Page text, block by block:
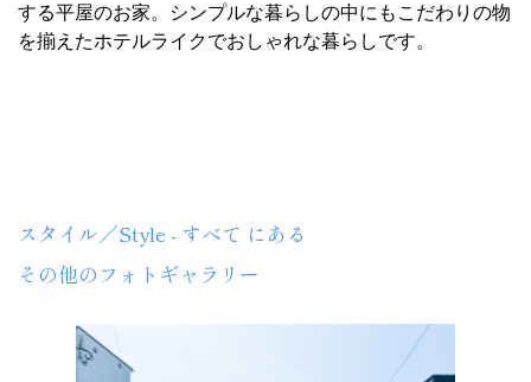
する平屋のお家。シンプルな暮らしの中にもこだわりの物
を揃えたホテルライクでおしゃれな暮らしです。
スタイル／Style - すべて にある
その他のフォトギャラリー